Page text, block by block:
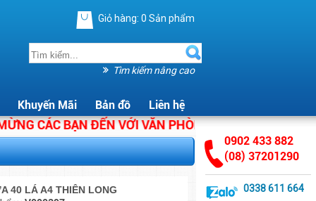
Giỏ hàng: 0 Sản phẩm
Tìm kiếm nâng cao
Khuyến Mãi Bản đồ Liên hệ
CÁC BẠN ĐẾN VỚI VĂN PHÒNG PHẨM ÁNH HẰNG.
40 LÁ A4 THIÊN LONG
0902 433 882
(08) 37201290
0338 611 664